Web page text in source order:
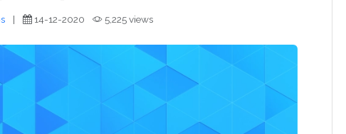
| 14-12-2020 5,225 views